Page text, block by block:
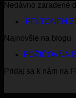
Nedávno zaradené
PELTONEN
Najnovšie na blogu
POŽIČOVŇA
Pridaj sa k nám na